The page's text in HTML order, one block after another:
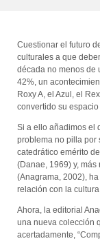
Cuestionar el futuro
culturales a que
década no menos de
42%, un
Roxy A, el Azul, el
convertido su
Si a ello añadimos el
problema no pilla por
catedrático emérito
(Danae, 1969) y, más
(Anagrama, 2002),
relación con la cultura
Ahora, la editorial
una nueva colección
acertadamente,